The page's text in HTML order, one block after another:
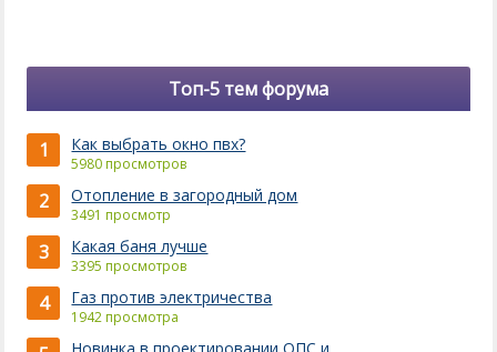
Топ-5 тем форума
1 Как выбрать окно пвх?
5980 просмотров
2 Отопление в загородный дом
3491 просмотр
3 Какая баня лучше
3395 просмотров
4 Газ против электричества
1942 просмотра